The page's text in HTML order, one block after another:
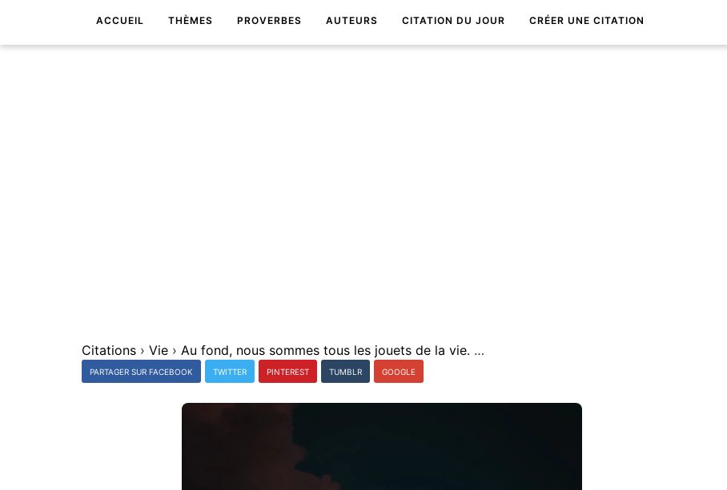
ACCUEIL THÈMES PROVERBES AUTEURS CITATION DU JOUR CRÉER UNE CITATION
Citations › Vie › Au fond, nous sommes tous les jouets de la vie. Le pire, c'est de s'en rendre compte !
PARTAGER SUR FACEBOOK TWITTER PINTEREST TUMBLR GOOGLE